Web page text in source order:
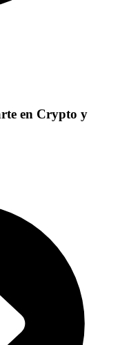
en Crypto y